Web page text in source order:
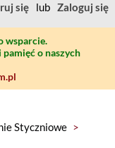
się lub Zaloguj się
wsparcie.
o naszych
Styczniowe >